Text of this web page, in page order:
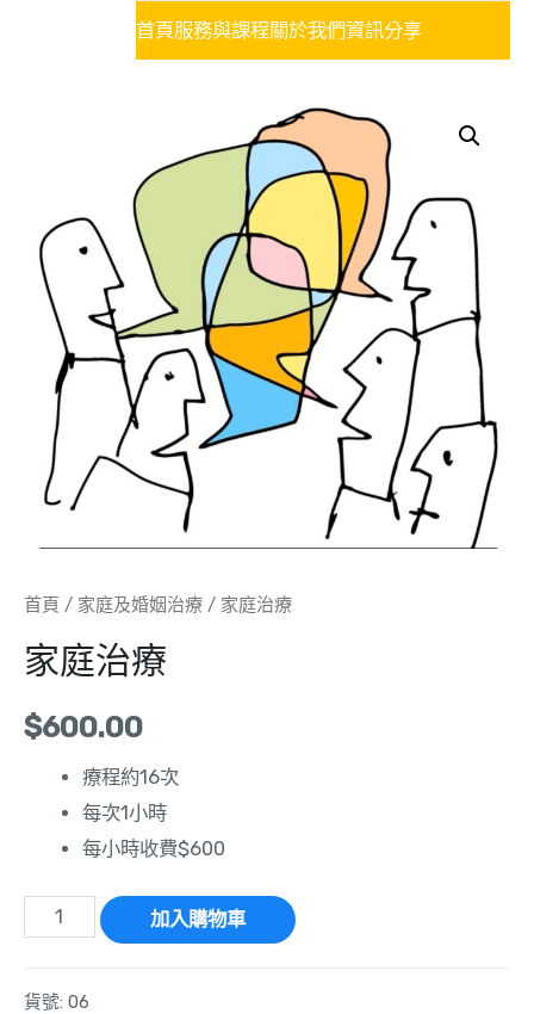
首頁服務與課程關於我們資訊分享
首頁 / 家庭及婚姻治療 / 家庭治療
家庭治療
$600.00
療程約16次
每次1小時
每小時收費$600
加入購物車
貨號: 06